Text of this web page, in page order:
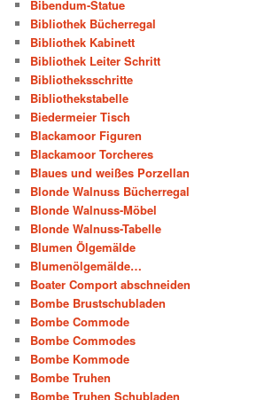
Bibendum-Statue
Bibliothek Bücherregal
Bibliothek Kabinett
Bibliothek Leiter Schritt
Bibliotheksschritte
Bibliothekstabelle
Biedermeier Tisch
Blackamoor Figuren
Blackamoor Torcheres
Blaues und weißes Porzellan
Blonde Walnuss Bücherregal
Blonde Walnuss-Möbel
Blonde Walnuss-Tabelle
Blumen Ölgemälde
Blumenölgemälde…
Boater Comport abschneiden
Bombe Brustschubladen
Bombe Commode
Bombe Commodes
Bombe Kommode
Bombe Truhen
Bombe Truhen Schubladen